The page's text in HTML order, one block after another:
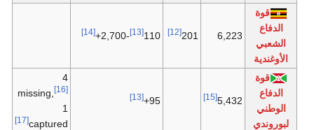
قوة
الدفاع
الشعبي
الأوغندية
6,223
201
[12]
110
[13]
-2,700+
[14]
قوة
الدفاع
الوطني
لبوروندي
5,432
[15]
95+
[13]
4
missing,
[16]
1
captured
[17]